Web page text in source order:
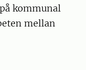
kommunal
mellan